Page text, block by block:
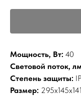
Мощность, Вт: 40
Световой поток,
Степень защиты:
Размер: 295x145x141